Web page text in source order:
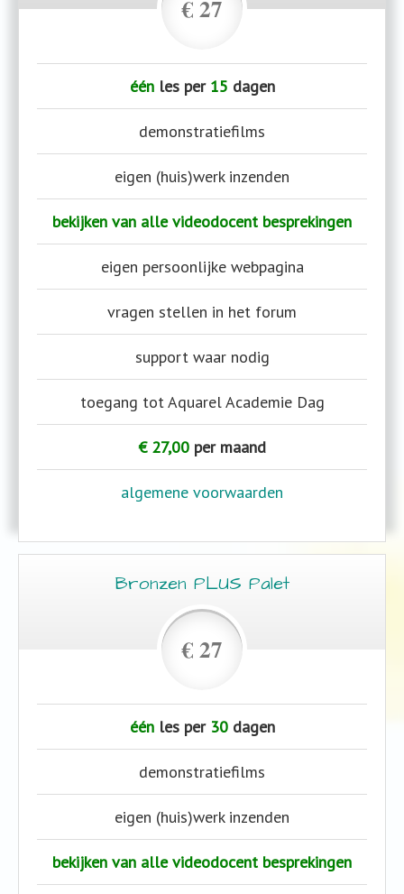
€ 27
één les per 15 dagen
demonstratiefilms
eigen (huis)werk inzenden
bekijken van alle videodocent besprekingen
eigen persoonlijke webpagina
vragen stellen in het forum
support waar nodig
toegang tot Aquarel Academie Dag
€ 27,00per maand
algemene voorwaarden
Bronzen PLUS Palet
€ 27
één les per 30dagen
demonstratiefilms
eigen (huis)werk inzenden
bekijken van alle videodocent besprekingen